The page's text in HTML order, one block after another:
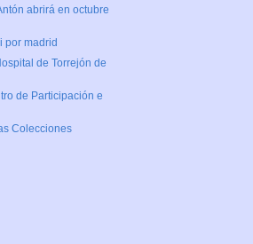
abrirá en octubre
por madrid
de Torrejón de
de Participación e
Colecciones